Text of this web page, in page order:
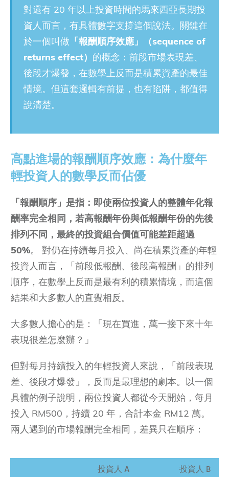
對還有 20 年以上投資時間的馬來西亞長期投
資人而言，有具體數字支撐這個說法。關鍵在
於一個叫做 「報酬順序效應」（sequence of
returns effect） 的概念：前段市場表現差、
後段才爆發，在數學上反而是積累資產的最佳
情境。但這套邏輯有前提，也有陷阱，都值得
說清楚。
高點進場的報酬順序效應：為什麼年
輕投資人的數學反而佔優
「報酬順序」是指：即使兩位投資人的整體年化報
酬率完全相同，若高報酬年份與低報酬年份的先後
排列不同，最終的投資組合價值可能差距超過
50%。 對仍在持續每月投入、尚在積累資產的年輕
投資人而言，「前段低報酬、後段高報酬」的排列
順序，在數學上反而是最有利的積累情境，而這個
結果和大多數人的直覺相反。
大多數人擔心的是：「現在買進，萬一接下來十年
表現很差怎麼辦？」
但對每月持續投入的年輕投資人來說，「前段表現
差、後段才爆發」，反而是最理想的劇本。以一個
具體的例子說明，兩位投資人都從今天開始，每月
投入 RM500，持續 20 年，合計本金 RM12 萬。
兩人遇到的市場報酬完全相同，差異只在順序：
投資人 A 投資人 B